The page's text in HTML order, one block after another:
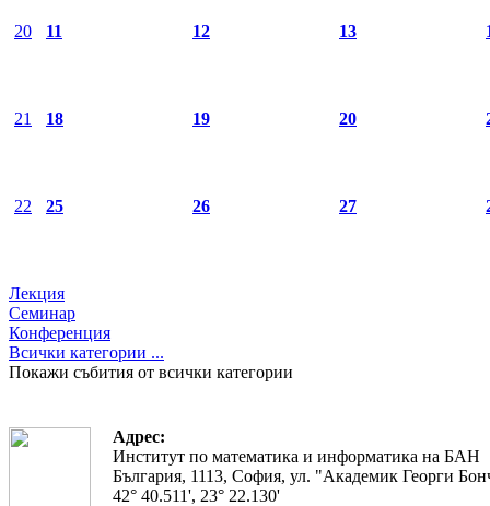
20 11 12 13
21 18 19 20
22 25 26 27
Лекция
Семинар
Конференция
Всички категории ...
Покажи събития от всички категории
Адрес:
Институт по математика и информатика на БАН
България, 1113, София, ул. "Академик Георги
42° 40.511', 23° 22.130'